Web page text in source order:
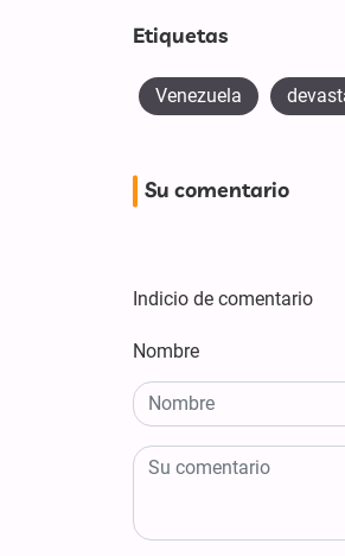
Etiquetas
Venezuela
Su comentario
Indicio de comentario
Nombre